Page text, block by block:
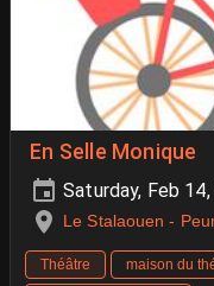
En Selle Monique
Saturday, Feb
Le Stalaouen -
Théâtre maison du